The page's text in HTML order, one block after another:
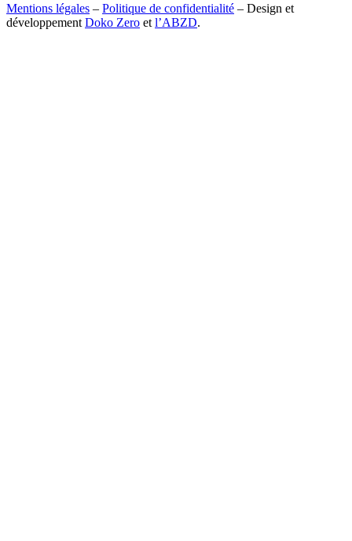
Mentions légales – Politique de confidentialité – Design et
développement Doko Zero et l’ABZD.